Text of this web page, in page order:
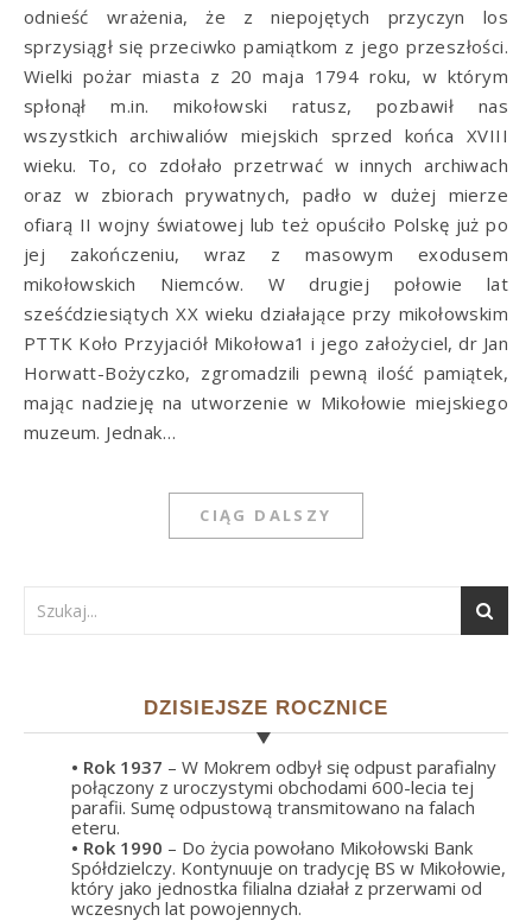
odnieść wrażenia, że z niepojętych przyczyn los
sprzysiągł się przeciwko pamiątkom z jego przeszłości.
Wielki pożar miasta z 20 maja 1794 roku, w którym
spłonął m.in. mikołowski ratusz, pozbawił nas
wszystkich archiwaliów miejskich sprzed końca XVIII
wieku. To, co zdołało przetrwać w innych archiwach
oraz w zbiorach prywatnych, padło w dużej mierze
ofiarą II wojny światowej lub też opuściło Polskę już po
jej zakończeniu, wraz z masowym exodusem
mikołowskich Niemców. W drugiej połowie lat
sześćdziesiątych XX wieku działające przy mikołowskim
PTTK Koło Przyjaciół Mikołowa1 i jego założyciel, dr Jan
Horwatt-Bożyczko, zgromadzili pewną ilość pamiątek,
mając nadzieję na utworzenie w Mikołowie miejskiego
muzeum. Jednak…
CIĄG DALSZY
DZISIEJSZE ROCZNICE
• Rok 1937 – W Mokrem odbył się odpust parafialny
połączony z uroczystymi obchodami 600-lecia tej
parafii. Sumę odpustową transmitowano na falach
eteru.
• Rok 1990 – Do życia powołano Mikołowski Bank
Spółdzielczy. Kontynuuje on tradycję BS w Mikołowie,
który jako jednostka filialna działał z przerwami od
wczesnych lat powojennych.